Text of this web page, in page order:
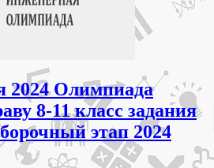
2024 Олимпиада
8-11 класс задания
этап 2024